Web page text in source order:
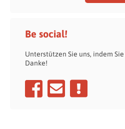
Be social!
Unterstützen Sie uns, indem
Danke!